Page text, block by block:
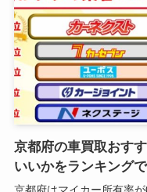
京都府の車買取おす
いいかをランキングで